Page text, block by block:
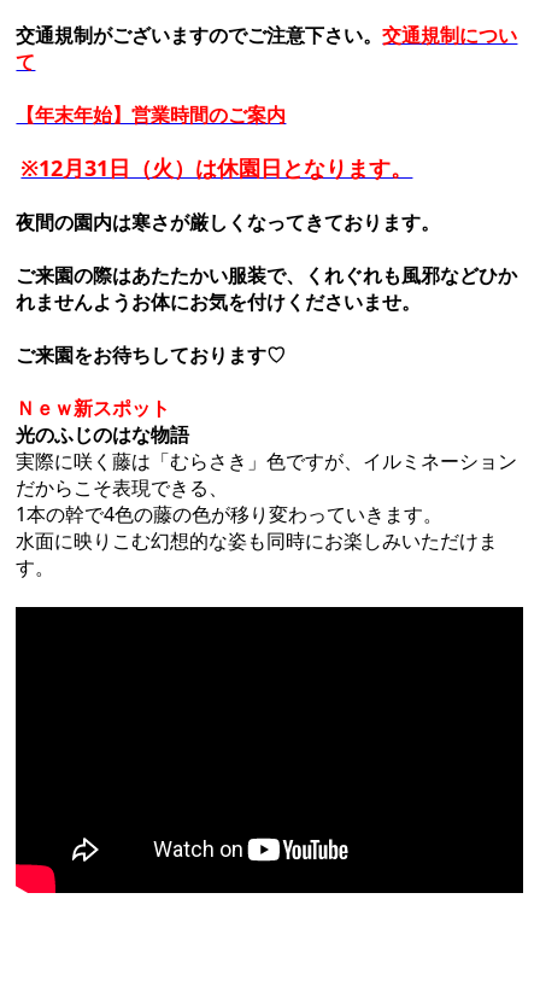
交通規制がございますのでご注意下さい。交通規制につい
て
【年末年始】営業時間のご案内
※12月31日（火）は休園日となります。
夜間の園内は寒さが厳しくなってきております。
ご来園の際はあたたかい服装で、くれぐれも風邪などひか
れませんようお体にお気を付けくださいませ。
ご来園をお待ちしております♡
Ｎｅｗ新スポット
光のふじのはな物語
実際に咲く藤は「むらさき」色ですが、イルミネーション
だからこそ表現できる、
1本の幹で4色の藤の色が移り変わっていきます。
水面に映りこむ幻想的な姿も同時にお楽しみいただけま
す。